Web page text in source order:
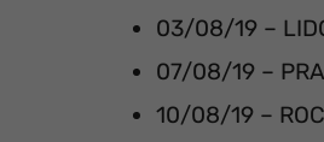
03/08/19 –
07/08/19 –
10/08/19 –